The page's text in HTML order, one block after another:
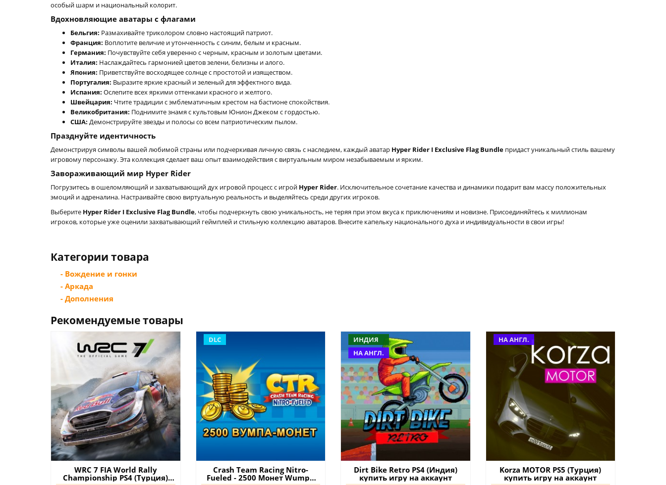
особый шарм и национальный колорит.
Вдохновляющие аватары с флагами
Бельгия: Размахивайте триколором словно настоящий патриот.
Франция: Воплотите величие и утонченность с синим, белым и красным.
Германия: Почувствуйте себя уверенно с черным, красным и золотым цветами.
Италия: Наслаждайтесь гармонией цветов зелени, белизны и алого.
Япония: Приветствуйте восходящее солнце с простотой и изяществом.
Португалия: Выразите яркие красный и зеленый для эффектного вида.
Испания: Ослепите всех яркими оттенками красного и желтого.
Швейцария: Чтите традиции с эмблематичным крестом на бастионе спокойствия.
Великобритания: Поднимите знамя с культовым Юнион Джеком с гордостью.
США: Демонстрируйте звезды и полосы со всем патриотическим пылом.
Празднуйте идентичность
Демонстрируя символы вашей любимой страны или подчеркивая личную связь с наследием, каждый аватар Hyper Rider I Exclusive Flag Bundle придаст уникальный стиль вашему
игровому персонажу. Эта коллекция сделает ваш опыт взаимодействия с виртуальным миром незабываемым и ярким.
Завораживающий мир Hyper Rider
Погрузитесь в ошеломляющий и захватывающий дух игровой процесс с игрой Hyper Rider. Исключительное сочетание качества и динамики подарит вам массу положительных
эмоций и адреналина. Настраивайте свою виртуальную реальность и выделяйтесь среди других игроков.
Выберите Hyper Rider I Exclusive Flag Bundle, чтобы подчеркнуть свою уникальность, не теряя при этом вкуса к приключениям и новизне. Присоединяйтесь к миллионам
игроков, которые уже оценили захватывающий геймплей и стильную коллекцию аватаров. Внесите капельку национального духа и индивидуальности в свои игры!
Категории товара
- Вождение и гонки
- Аркада
- Дополнения
Рекомендуемые товары
WRC 7 FIA World Rally
Championship PS4 (Турция)
DLC
Crash Team Racing Nitro-
Fueled - 2500 Mонет Wumpa
ИНДИЯ
НА АНГЛ.
Dirt Bike Retro PS4 (Индия)
купить игру на аккаунт
НА АНГЛ.
Korza MOTOR PS5 (Турция)
купить игру на аккаунт